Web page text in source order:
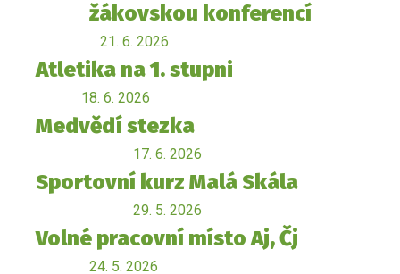
žákovskou konferencí
21. 6. 2026
Atletika na 1. stupni
18. 6. 2026
Medvědí stezka
17. 6. 2026
Sportovní kurz Malá Skála
29. 5. 2026
Volné pracovní místo Aj, Čj
24. 5. 2026